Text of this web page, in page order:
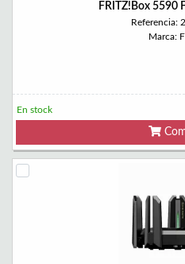
FRITZ!Box 5590
Referencia:
Marca:
En stock